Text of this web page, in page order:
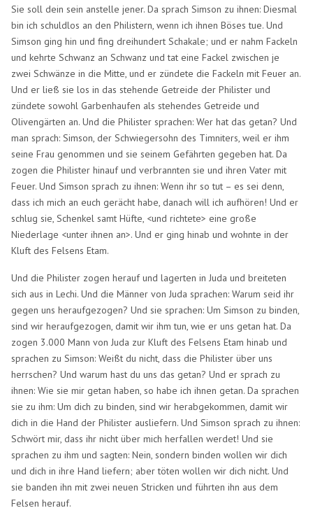
Sie soll dein sein anstelle jener. Da sprach Simson zu ihnen: Diesmal
bin ich schuldlos an den Philistern, wenn ich ihnen Böses tue. Und
Simson ging hin und fing dreihundert Schakale; und er nahm Fackeln
und kehrte Schwanz an Schwanz und tat eine Fackel zwischen je
zwei Schwänze in die Mitte, und er zündete die Fackeln mit Feuer an.
Und er ließ sie los in das stehende Getreide der Philister und
zündete sowohl Garbenhaufen als stehendes Getreide und
Olivengärten an. Und die Philister sprachen: Wer hat das getan? Und
man sprach: Simson, der Schwiegersohn des Timniters, weil er ihm
seine Frau genommen und sie seinem Gefährten gegeben hat. Da
zogen die Philister hinauf und verbrannten sie und ihren Vater mit
Feuer. Und Simson sprach zu ihnen: Wenn ihr so tut – es sei denn,
dass ich mich an euch gerächt habe, danach will ich aufhören! Und er
schlug sie, Schenkel samt Hüfte, <und richtete> eine große
Niederlage <unter ihnen an>. Und er ging hinab und wohnte in der
Kluft des Felsens Etam.
Und die Philister zogen herauf und lagerten in Juda und breiteten
sich aus in Lechi. Und die Männer von Juda sprachen: Warum seid ihr
gegen uns heraufgezogen? Und sie sprachen: Um Simson zu binden,
sind wir heraufgezogen, damit wir ihm tun, wie er uns getan hat. Da
zogen 3.000 Mann von Juda zur Kluft des Felsens Etam hinab und
sprachen zu Simson: Weißt du nicht, dass die Philister über uns
herrschen? Und warum hast du uns das getan? Und er sprach zu
ihnen: Wie sie mir getan haben, so habe ich ihnen getan. Da sprachen
sie zu ihm: Um dich zu binden, sind wir herabgekommen, damit wir
dich in die Hand der Philister ausliefern. Und Simson sprach zu ihnen:
Schwört mir, dass ihr nicht über mich herfallen werdet! Und sie
sprachen zu ihm und sagten: Nein, sondern binden wollen wir dich
und dich in ihre Hand liefern; aber töten wollen wir dich nicht. Und
sie banden ihn mit zwei neuen Stricken und führten ihn aus dem
Felsen herauf.